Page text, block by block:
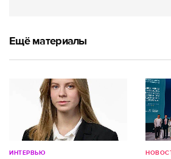
Ещё материалы
ИНТЕРВЬЮ